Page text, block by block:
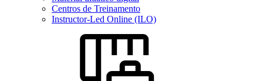
Centros de Treinamento
Instructor-Led Online (ILO)